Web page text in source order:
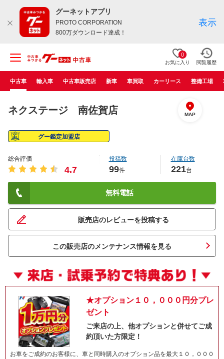
グーネットアプリ
PROTO CORPORATION
800万ダウンロード達成！
表示
0
お気に入り 閲覧履歴
中古車 輸入車 中古車販売店 新車 車買取 カーリース 整備工場
ネクステージ 南佐賀店 MAP
グー鑑定加盟店
総合評価
4.7
投稿数
99件
在庫台数
221台
無料電話
販売店のレビューを投稿する
この販売店のメンテナンス情報を見る
★オプション１０，０００円分プレ
ゼント
ご来店の上、他オプションと併せてご成
約頂いた方限定！
お車をご成約のお客様に、車と同時購入のオプション品を最大１０，０００